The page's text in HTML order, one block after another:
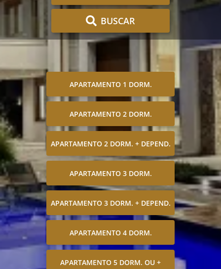
BUSCAR
APARTAMENTO 1 DORM.
APARTAMENTO 2 DORM.
APARTAMENTO 2 DORM. + DEPEND.
APARTAMENTO 3 DORM.
APARTAMENTO 3 DORM. + DEPEND.
APARTAMENTO 4 DORM.
APARTAMENTO 5 DORM. OU +